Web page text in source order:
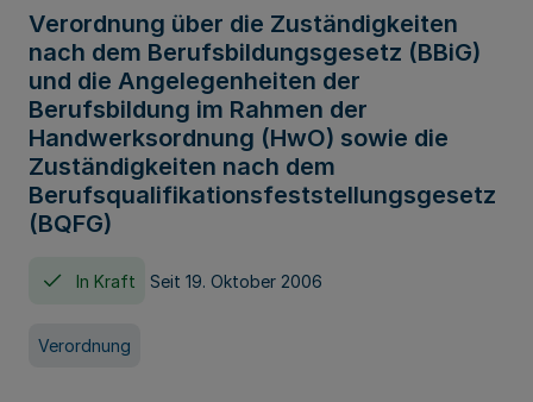
Verordnung über die Zuständigkeiten
nach dem Berufsbildungsgesetz (BBiG)
und die Angelegenheiten der
Berufsbildung im Rahmen der
Handwerksordnung (HwO) sowie die
Zuständigkeiten nach dem
Berufsqualifikationsfeststellungsgesetz
(BQFG)
In Kraft Seit 19. Oktober 2006
Verordnung